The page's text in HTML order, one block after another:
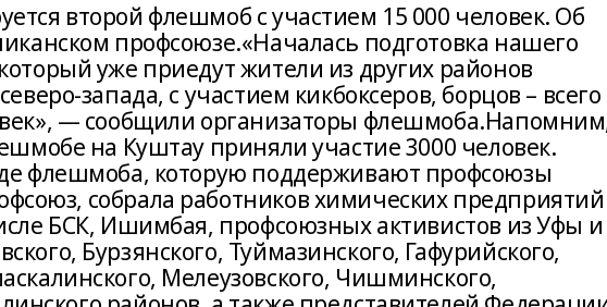
второй флешмоб с участием 15 000 человек. Об
профсоюзе.«Началась подготовка нашего
уже приедут жители из других районов
запада, с участием кикбоксеров, борцов – всего
— сообщили организаторы
на Куштау приняли участие 3000 человек.
флешмоба, которую поддерживают профсоюзы
собрала работников химических предприятий
БСК, Ишимбая, профсоюзных активистов из Уфы и
Бурзянского, Туймазинского, Гафурийского,
Мелеузовского, Чишминского,